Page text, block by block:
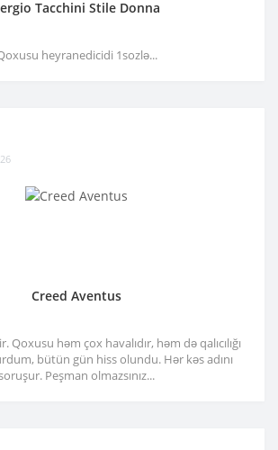
Tacchini Stile Donna
heyranedicidi 1sozlə...
Creed Aventus
həm çox havalıdır, həm də qalıcılığı
bütün gün hiss olundu. Hər kəs adını
Peşman olmazsınız...